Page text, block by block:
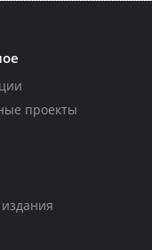
проекты